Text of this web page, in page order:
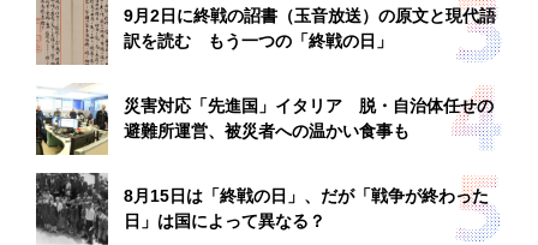
9月2日に終戦の詔書（玉音放送）の原文と現代語
訳を読む もう一つの「終戦の日」
災害対応「先進国」イタリア 脱・自治体任せの
避難所運営、被災者への温かい食事も
8月15日は「終戦の日」、だが「戦争が終わった
日」は国によって異なる？